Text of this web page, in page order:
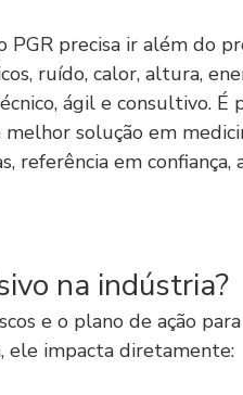
PGR precisa ir além do
ruído, calor, altura,
ágil e consultivo. É
solução em
referência em confiança,
na indústria?
e o plano de ação
ele impacta diretamente: